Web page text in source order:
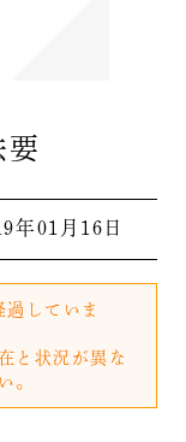
要
年01月16日
していま
と状況が異な
。